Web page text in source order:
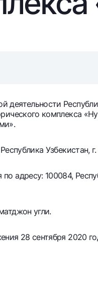
Серебряный депозит
комплекса
Узбекистан,
адресу: 100084,
угли.
28 сентября 2020